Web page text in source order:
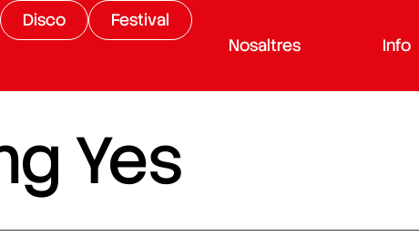
Disco
Festival
Nosaltres
Info
Yes